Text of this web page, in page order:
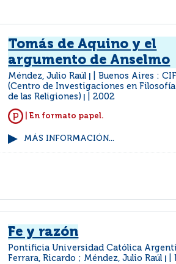
Tomás de Aquino y el
argumento de Anselmo
Méndez, Julio Raúl
Buenos Aires :
(Centro de Investigaciones en
de las Religiones)
2002
| En formato papel.
MÁS INFORMACIÓN...
Fe y razón
Pontificia Universidad Católica
Ferrara, Ricardo ; Méndez, Julio Raúl